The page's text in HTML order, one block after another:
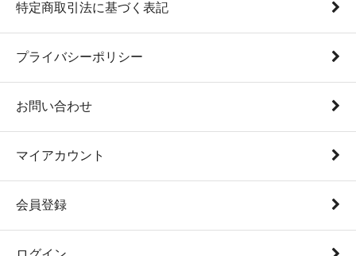
特定商取引法に基づく表記
プライバシーポリシー
お問い合わせ
マイアカウント
会員登録